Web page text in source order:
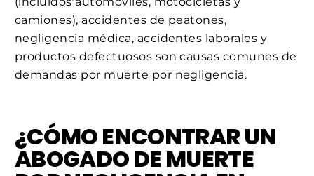
camiones), accidentes de peatones,
negligencia médica, accidentes laborales y
productos defectuosos son causas comunes de
demandas por muerte por negligencia.
¿CÓMO ENCONTRAR UN
ABOGADO DE MUERTE